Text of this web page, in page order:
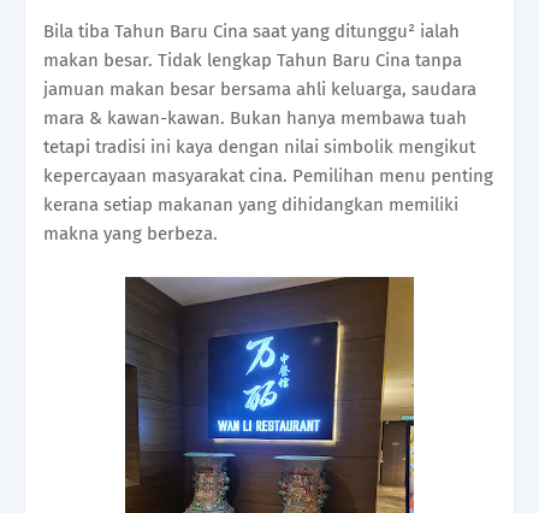
Bila tiba Tahun Baru Cina saat yang ditunggu² ialah
makan besar. Tidak lengkap Tahun Baru Cina tanpa
jamuan makan besar bersama ahli keluarga, saudara
mara & kawan-kawan. Bukan hanya membawa tuah
tetapi tradisi ini kaya dengan nilai simbolik mengikut
kepercayaan masyarakat cina. Pemilihan menu penting
kerana setiap makanan yang dihidangkan memiliki
makna yang berbeza.